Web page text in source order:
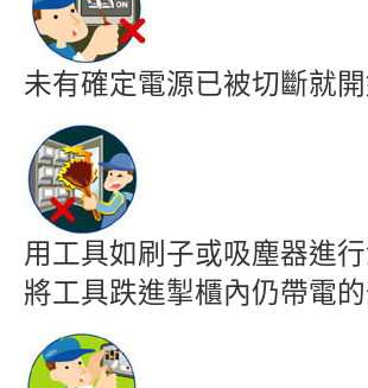
未有確定電源已被切斷就
用工具如刷子或吸塵器進
將工具跌進掣櫃內仍帶電